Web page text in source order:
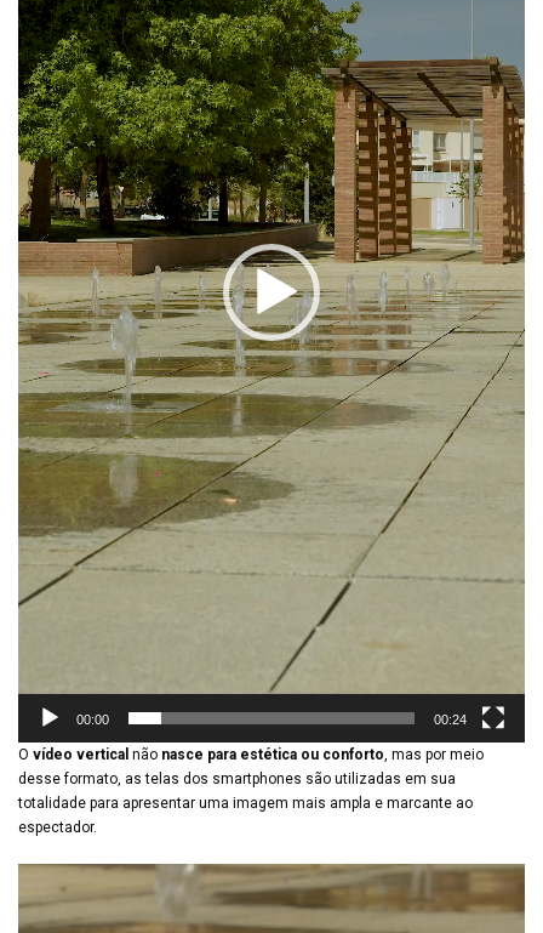
00:00 00:24
O vídeo vertical não nasce para estética ou conforto, mas por meio
desse formato, as telas dos smartphones são utilizadas em sua
totalidade para apresentar uma imagem mais ampla e marcante ao
espectador.
Player